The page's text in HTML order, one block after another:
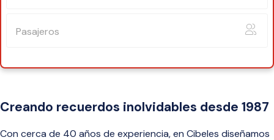
Pasajeros
Creando recuerdos inolvidables desde 1987
Con cerca de 40 años de experiencia, en Cibeles diseñamos